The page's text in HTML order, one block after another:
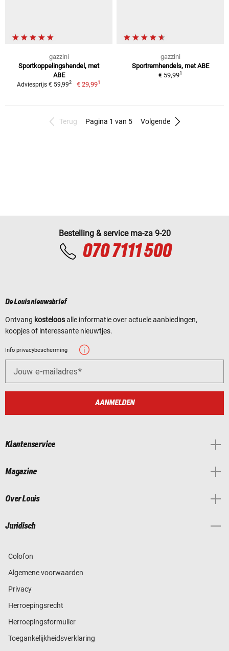
gazzini
Sportkoppelingshendel, met
ABE
Adviesprijs € 59,992 € 29,991
gazzini
Sportremhendels, met ABE
€ 59,991
Terug Pagina 1 van 5 Volgende
Bestelling & service ma-za 9-20
070 7111 500
De Louis nieuwsbrief
Ontvang kosteloosalle informatie over actuele aanbiedingen,
koopjes of interessante nieuwtjes.
Info privacybescherming
Jouw e-mailadres
AANMELDEN
Klantenservice
Magazine
Over Louis
Juridisch
Colofon
Algemene voorwaarden
Privacy
Herroepingsrecht
Herroepingsformulier
Toegankelijkheidsverklaring